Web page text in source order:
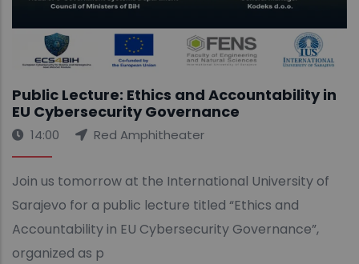
Public Lecture: Ethics and Accountability in
EU Cybersecurity Governance
14:00 Red Amphitheater
Join us tomorrow at the International University of
Sarajevo for a public lecture titled “Ethics and
Accountability in EU Cybersecurity Governance”,
organized as p